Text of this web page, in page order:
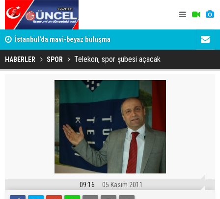
İstanbul'da mavi-beyaz buluşma
HABERLER SPOR Telekon, spor şubesi açacak
09:16 05 Kasım 2011